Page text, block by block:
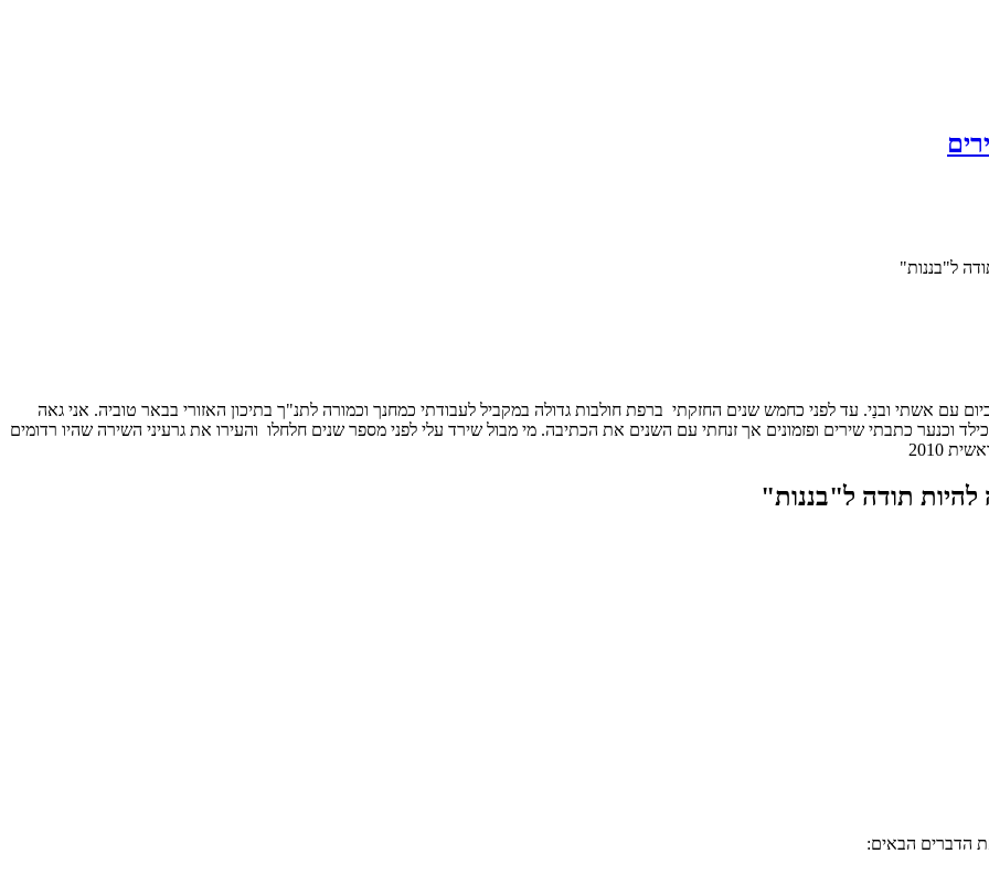
ל"בננות"
אני חי גם כיום עם אשתי ובנַי. עד לפני כחמש שנים החזקתי ברפת חולבות גדולה במקביל לעבודתי כמחנך וכמורה לתנ"ך בתיכון האזורי בבאר טוביה. אני גאה
וכנער כתבתי שירים ופזמונים אך זנחתי עם השנים את הכתיבה. מי מבול שירד עלי לפני מספר שנים חלחלו והעירו את גרעיני השירה שהיו רדומים
2010
תודה ל"בננות"
הדברים הבאים: